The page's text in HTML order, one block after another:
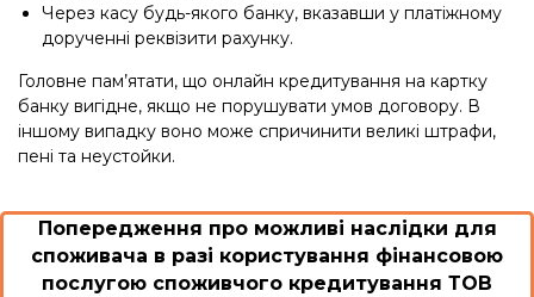
Через касу будь-якого банку, вказавши у платіжному
дорученні реквізити рахунку.
Головне пам’ятати, що онлайн кредитування на картку
банку вигідне, якщо не порушувати умов договору. В
іншому випадку воно може спричинити великі штрафи,
пені та неустойки.
Попередження про можливі наслідки для
споживача в разі користування фінансовою
послугою споживчого кредитування ТОВ